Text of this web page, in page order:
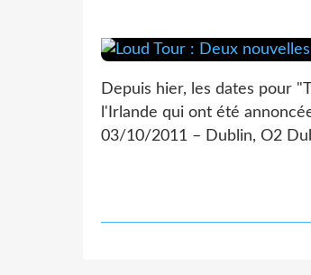
Depuis hier, les dates pour
l'Irlande qui ont été
03/10/2011 – Dublin, O2